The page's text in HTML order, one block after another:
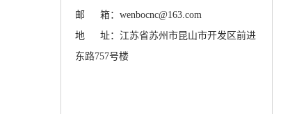
邮 箱：wenbocnc@163.com
地 址：江苏省苏州市昆山市开发区前进
东路757号楼